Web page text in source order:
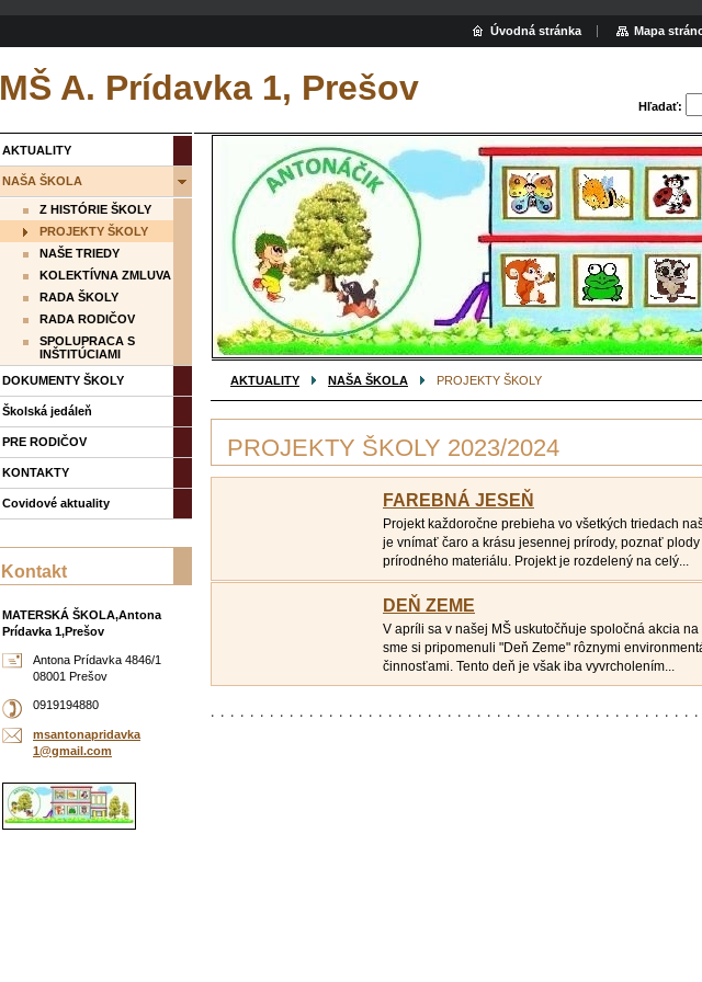
MŠ A. Prídavka 1, Prešov Hľadať:
AKTUALITY NAŠA ŠKOLA PROJEKTY ŠKOLY
PROJEKTY ŠKOLY 2023/2024
FAREBNÁ JESEŇ
Projekt každoročne prebieha vo všetkých triedach
je vnímať čaro a krásu jesennej prírody, poznať
prírodného materiálu. Projekt je rozdelený na celý...
DEŇ ZEME
V apríli sa v našej MŠ uskutočňuje spoločná akcia
sme si pripomenuli "Deň Zeme" rôznymi
činnosťami. Tento deň je však iba vyvrcholením...
AKTUALITY
NAŠA ŠKOLA
Z HISTÓRIE ŠKOLY
PROJEKTY ŠKOLY
NAŠE TRIEDY
KOLEKTÍVNA ZMLUVA
RADA ŠKOLY
RADA RODIČOV
SPOLUPRACA S
INŠTITÚCIAMI
DOKUMENTY ŠKOLY
Školská jedáleň
PRE RODIČOV
KONTAKTY
Covidové aktuality
Kontakt
MATERSKÁ ŠKOLA,Antona
Prídavka 1,Prešov
Antona Prídavka 4846/1
08001 Prešov
0919194880
msantonapridavka
1@gmail.com
Úvodná stránka Mapa